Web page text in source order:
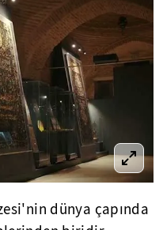
dünya çapında